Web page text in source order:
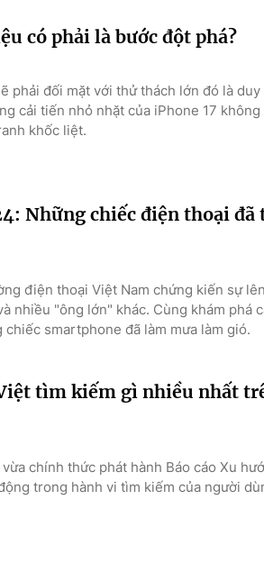
có phải là bước đột phá?
phải đối mặt với thử thách lớn đó là
cải tiến nhỏ nhặt của iPhone 17
khốc liệt.
Những chiếc điện thoại
điện thoại Việt Nam chứng kiến sự
nhiều "ông lớn" khác. Cùng khám phá
chiếc smartphone đã làm mưa làm gió.
tìm kiếm gì nhiều nhất
chính thức phát hành Báo cáo Xu
trong hành vi tìm kiếm của người